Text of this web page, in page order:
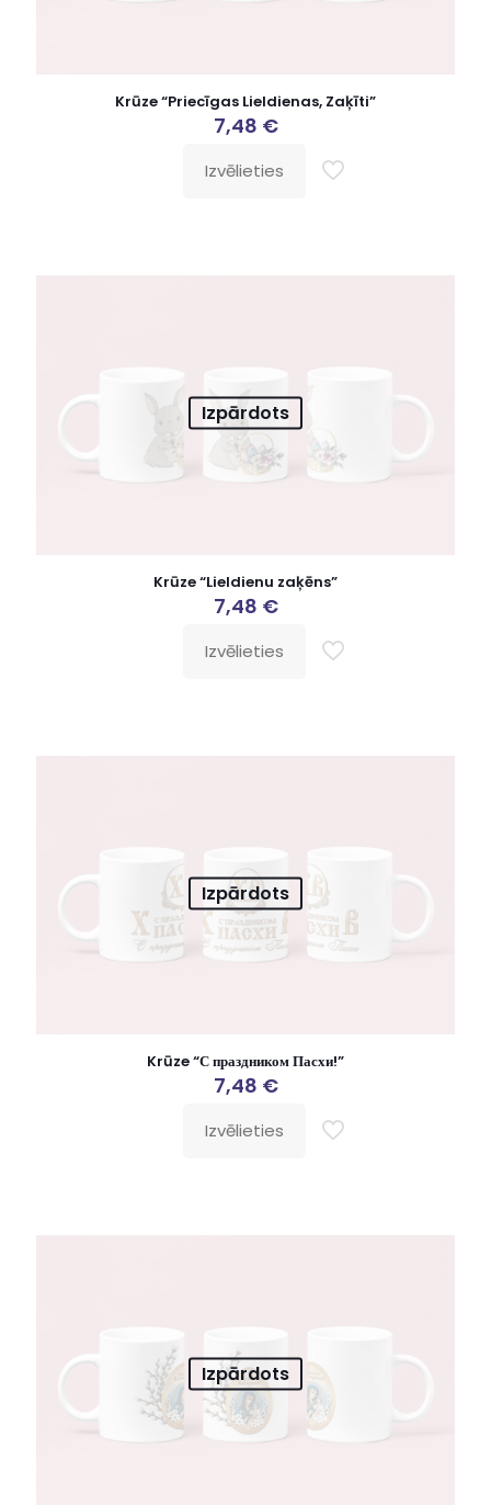
Krūze “Priecīgas Lieldienas, Zaķīti”
7,48 €
Izvēlieties
Izpārdots
Krūze “Lieldienu zaķēns”
7,48 €
Izvēlieties
Izpārdots
Krūze “С праздником Пасхи!”
7,48 €
Izvēlieties
Izpārdots